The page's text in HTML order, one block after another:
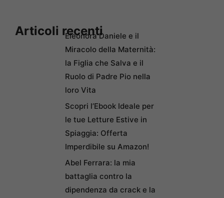
Articoli recentiEleonora Daniele e il
Miracolo della Maternità:
la Figlia che Salva e il
Ruolo di Padre Pio nella
loro Vita
Scopri l’Ebook Ideale per
le tue Letture Estive in
Spiaggia: Offerta
Imperdibile su Amazon!
Abel Ferrara: la mia
battaglia contro la
dipendenza da crack e la